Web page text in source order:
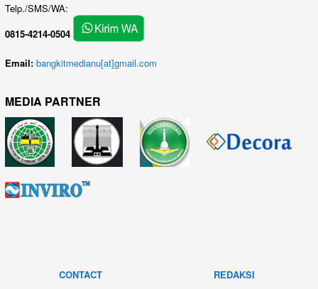
Telp./SMS/WA:
0815-4214-0504
Email: bangkitmedianu[at]gmail.com
MEDIA PARTNER
CONTACT
REDAKSI